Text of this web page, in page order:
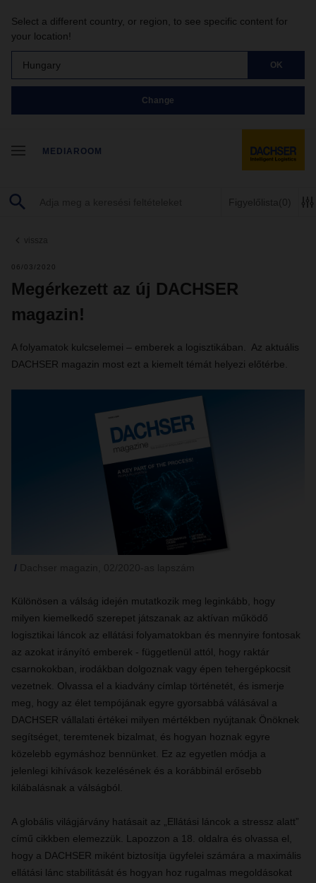
Select a different country, or region, to see specific content for
your location!
Hungary OK
Change
MEDIAROOM
Figyelőlista (0)
vissza
06/03/2020
Megérkezett az új DACHSER
magazin!
A folyamatok kulcselemei – emberek a logisztikában. Az aktuális
DACHSER magazin most ezt a kiemelt témát helyezi előtérbe.
Különösen a válság idején mutatkozik meg leginkább, hogy
milyen kiemelkedő szerepet játszanak az aktívan működő
logisztikai láncok az ellátási folyamatokban és mennyire fontosak
az azokat irányító emberek - függetlenül attól, hogy raktár
csarnokokban, irodákban dolgoznak vagy épen tehergépkocsit
vezetnek. Olvassa el a kiadvány címlap történetét, és ismerje
meg, hogy az élet tempójának egyre gyorsabbá válásával a
DACHSER vállalati értékei milyen mértékben nyújtanak Önöknek
segítséget, teremtenek bizalmat, és hogyan hoznak egyre
közelebb egymáshoz bennünket. Ez az egyetlen módja a
jelenlegi kihívások kezelésének és a korábbinál erősebb
kilábalásnak a válságból.
A globális világjárvány hatásait az „Ellátási láncok a stressz alatt”
című cikkben elemezzük. Lapozzon a 18. oldalra és olvassa el,
hogy a DACHSER miként biztosítja ügyfelei számára a maximális
ellátási lánc stabilitását és hogyan hoz rugalmas megoldásokat